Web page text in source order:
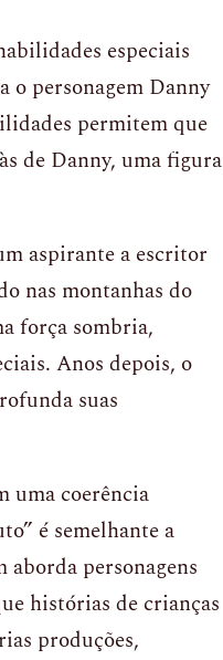
especiais
o personagem Danny
permitem que
de Danny, uma figura
aspirante a escritor
nas montanhas do
força sombria,
Anos depois, o
suas
uma coerência
é semelhante a
personagens
histórias de crianças
produções,